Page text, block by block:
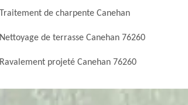
Traitement de charpente Canehan
Nettoyage de terrasse Canehan 76260
Ravalement projeté Canehan 76260